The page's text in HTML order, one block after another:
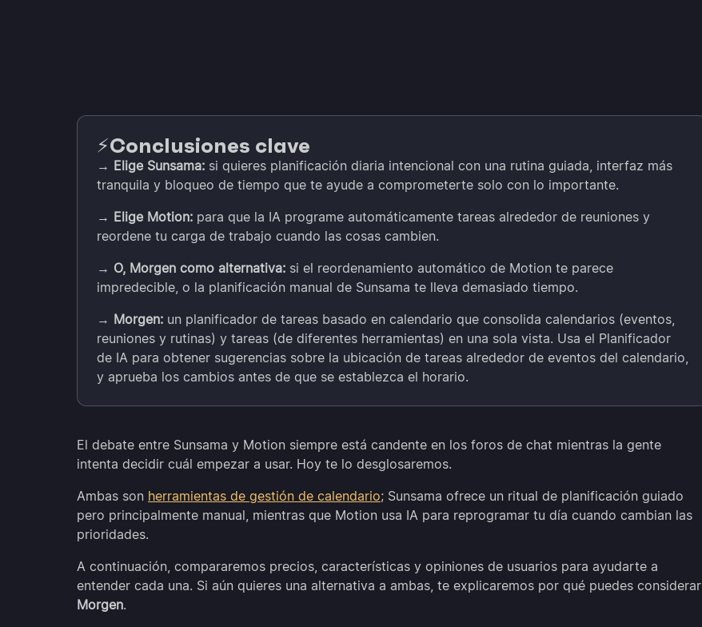
⚡️Conclusiones clave
→ Elige Sunsama: si quieres planificación diaria intencional con una rutina guiada, interfaz más
tranquila y bloqueo de tiempo que te ayude a comprometerte solo con lo importante.
→ Elige Motion: para que la IA programe automáticamente tareas alrededor de reuniones y
reordene tu carga de trabajo cuando las cosas cambien.
→ O, Morgen como alternativa: si el reordenamiento automático de Motion te parece
impredecible, o la planificación manual de Sunsama te lleva demasiado tiempo.
→ Morgen: un planificador de tareas basado en calendario que consolida calendarios (eventos,
reuniones y rutinas) y tareas (de diferentes herramientas) en una sola vista. Usa el Planificador
de IA para obtener sugerencias sobre la ubicación de tareas alrededor de eventos del calendario,
y aprueba los cambios antes de que se establezca el horario.
El debate entre Sunsama y Motion siempre está candente en los foros de chat mientras la gente
intenta decidir cuál empezar a usar. Hoy te lo desglosaremos.
Ambas son herramientas de gestión de calendario; Sunsama ofrece un ritual de planificación guiado
pero principalmente manual, mientras que Motion usa IA para reprogramar tu día cuando cambian las
prioridades.
A continuación, compararemos precios, características y opiniones de usuarios para ayudarte a
entender cada una. Si aún quieres una alternativa a ambas, te explicaremos por qué puedes considerar
Morgen.